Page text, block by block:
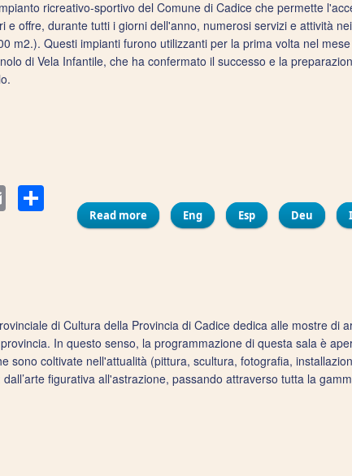
ricreativo-sportivo del Comune di Cadice che permette
e offre, durante tutti i giorni dell'anno, numerosi servizi e attività nei
m2.). Questi impianti furono utilizzanti per la prima volta nel
di Vela Infantile, che ha confermato il successo e la
Email Compartir
Read more about Centre Nautique Elcano
Eng Esp Deu
di Cultura della Provincia di Cadice dedica alle mostre di
In questo senso, la programmazione di questa sala è
sono coltivate nell'attualità (pittura, scultura, fotografia,
figurativa all'astrazione, passando attraverso tutta la